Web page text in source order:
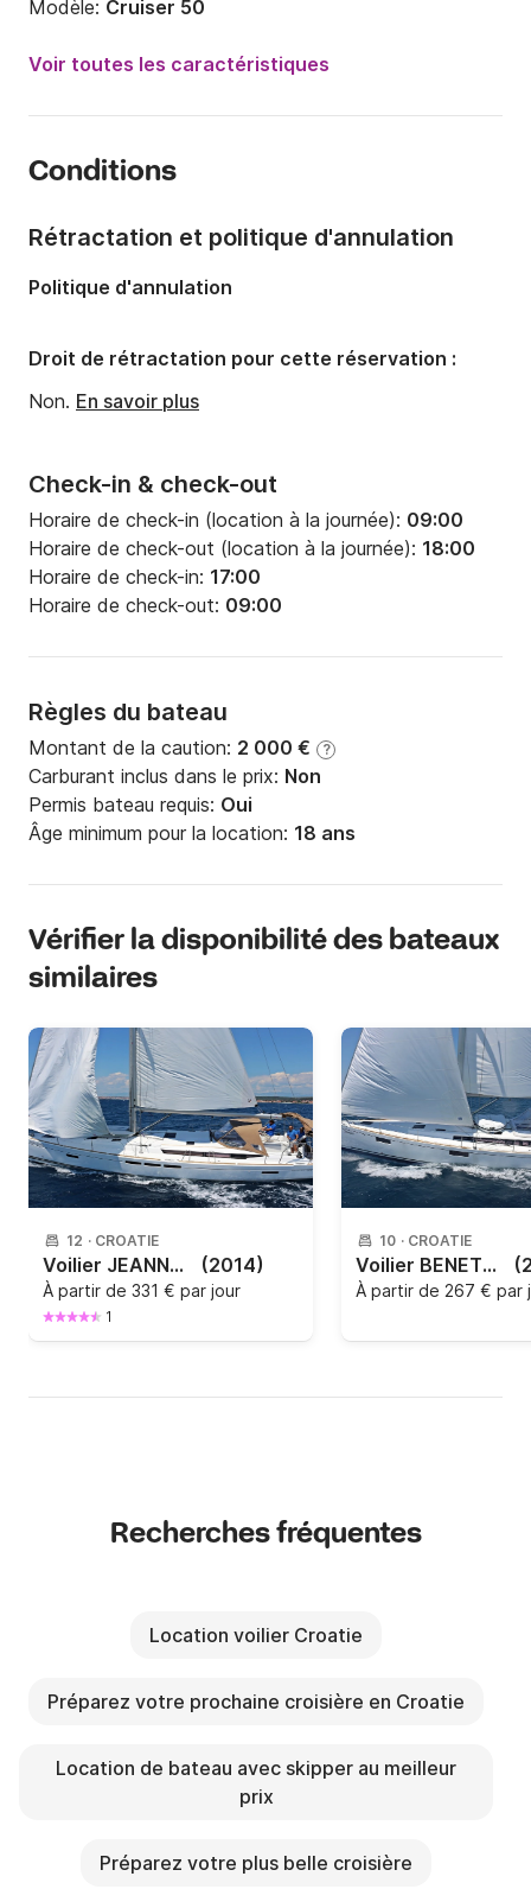
Modèle: Cruiser 50
Année:
Nombre de couchages:
Nombre de salles de bains:
Tirant d'eau:1.85m
Puissance moteur:75cv
Voir toutes les caractéristiques
Conditions
Check-in & check-out
Horaire de check-in (location à la journée): 09:00
Horaire de check-out (location à la journée): 18:00
Horaire de check-in: 17:00
Horaire de check-out: 09:00
Règles du bateau
Montant de la caution: 2 000 € ?
Carburant inclus dans le prix: Non
Permis bateau requis: Oui
Âge minimum pour la location: 18 ans
Rétractation et politique d'annulation
Politique d'annulation
Droit de rétractation pour cette réservation :
Non. En savoir plus
Vérifier la disponibilité des bateaux
similaires
12 · CROATIE
Voilier JEANNEAU SUN ODYSSEY 509 15.38m (2014)
À partir de 331 € par jour
1
10 · CROATIE
Voilier BENETEAU OCEANIS 48 14.6m
À partir de 267 € par
Recherches fréquentes
Location voilier Croatie
Préparez votre prochaine croisière en Croatie
Location de bateau avec skipper au meilleur
prix
Préparez votre plus belle croisière